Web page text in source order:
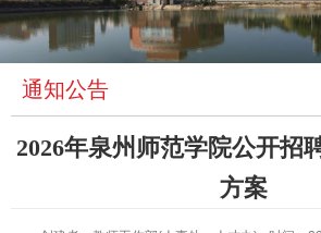
通知公告
2026年泉州师范学院公开招
方案